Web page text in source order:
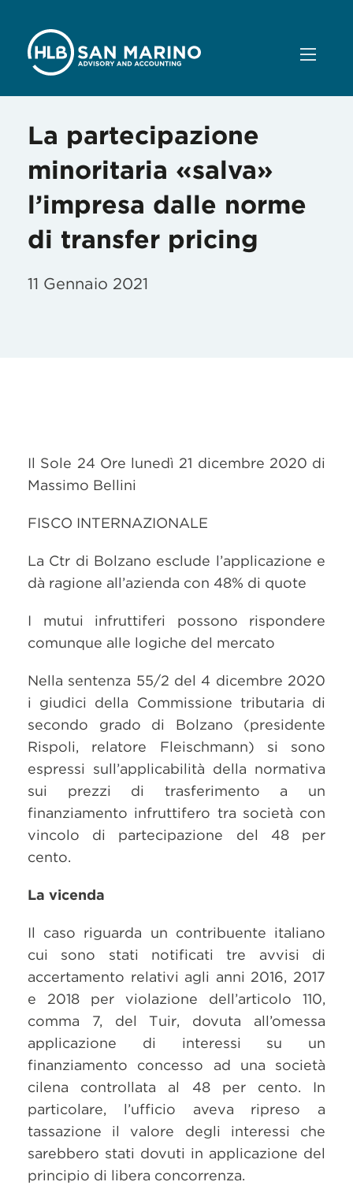
La partecipazione
minoritaria «salva»
l’impresa dalle norme
di transfer pricing
11 Gennaio 2021
Il Sole 24 Ore lunedì 21 dicembre 2020 di
Massimo Bellini
FISCO INTERNAZIONALE
La Ctr di Bolzano esclude l’applicazione e
dà ragione all’azienda con 48% di quote
I mutui infruttiferi possono rispondere
comunque alle logiche del mercato
Nella sentenza 55/2 del 4 dicembre 2020
i giudici della Commissione tributaria di
secondo grado di Bolzano (presidente
Rispoli, relatore Fleischmann) si sono
espressi sull’applicabilità della normativa
sui prezzi di trasferimento a un
finanziamento infruttifero tra società con
vincolo di partecipazione del 48 per
cento.
La vicenda
Il caso riguarda un contribuente italiano
cui sono stati notificati tre avvisi di
accertamento relativi agli anni 2016, 2017
e 2018 per violazione dell’articolo 110,
comma 7, del Tuir, dovuta all’omessa
applicazione di interessi su un
finanziamento concesso ad una società
cilena controllata al 48 per cento. In
particolare, l’ufficio aveva ripreso a
tassazione il valore degli interessi che
sarebbero stati dovuti in applicazione del
principio di libera concorrenza.